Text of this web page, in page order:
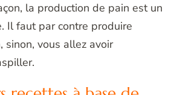
la production de pain est un
Il faut par contre produire
sinon, vous allez avoir